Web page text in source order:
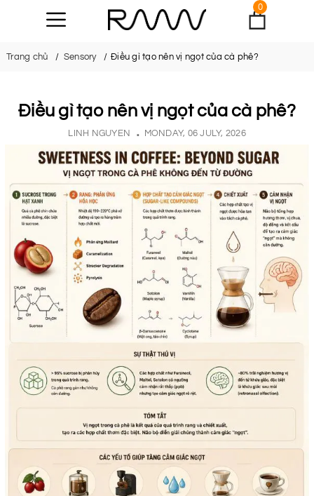
0
Trang chủ Sensory Điều gì tạo nên vị ngọt của cà phê?
Điều gì tạo nên vị ngọt của cà phê?
LINH NGUYEN MONDAY, 06 JULY, 2026